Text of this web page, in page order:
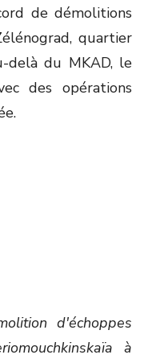
de démolitions
quartier
delà du MKAD, le
des opérations
d'échoppes
à